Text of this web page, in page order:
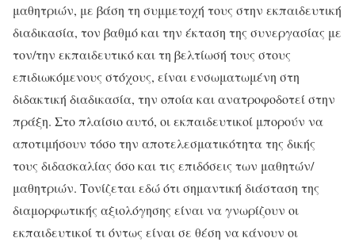
μαθητριών, με βάση τη συμμετοχή τους στην εκπαιδευτική
διαδικασία, τον βαθμό και την έκταση της συνεργασίας με
τον/την εκπαιδευτικό και τη βελτίωσή τους στους
επιδιωκόμενους στόχους, είναι ενσωματωμένη στη
διδακτική διαδικασία, την οποία και ανατροφοδοτεί στην
πράξη. Στο πλαίσιο αυτό, οι εκπαιδευτικοί μπορούν να
αποτιμήσουν τόσο την αποτελεσματικότητα της δικής
τους διδασκαλίας όσο και τις επιδόσεις των μαθητών/
μαθητριών. Τονίζεται εδώ ότι σημαντική διάσταση της
διαμορφωτικής αξιολόγησης είναι να γνωρίζουν οι
εκπαιδευτικοί τι όντως είναι σε θέση να κάνουν οι